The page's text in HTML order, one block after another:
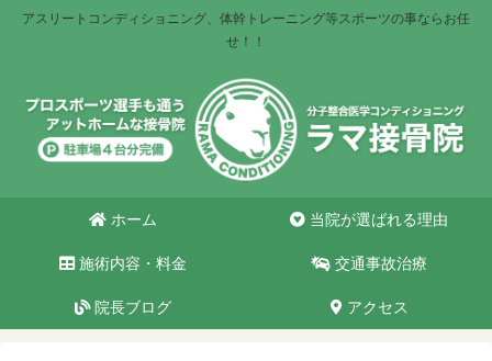
アスリートコンディショニング、体幹トレーニング等スポーツの事ならお任
せ！！
ホーム 当院が選ばれる理由
施術内容・料金 交通事故治療
院長ブログ アクセス